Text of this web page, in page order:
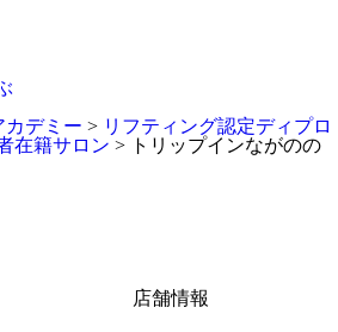
カデミー > リフティング認定ディプロ
在籍サロン > トリップインながのの
店舗情報